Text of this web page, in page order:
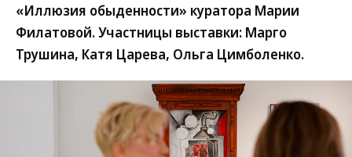
«Иллюзия обыденности» куратора Марии
Филатовой. Участницы выставки: Марго
Трушина, Катя Царева, Ольга Цимболенко.